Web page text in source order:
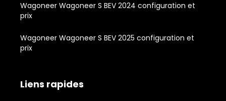
Wagoneer Wagoneer S BEV 2024 configuration et
prix
Wagoneer Wagoneer S BEV 2025 configuration et
prix
Liens rapides